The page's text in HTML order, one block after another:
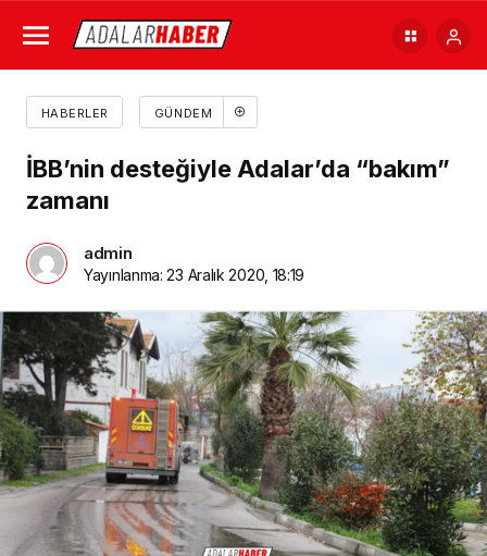
HABERLER GÜNDEM
İBB’nin desteğiyle Adalar’da “bakım”
zamanı
admin
Yayınlanma:23 Aralık 2020, 18:19